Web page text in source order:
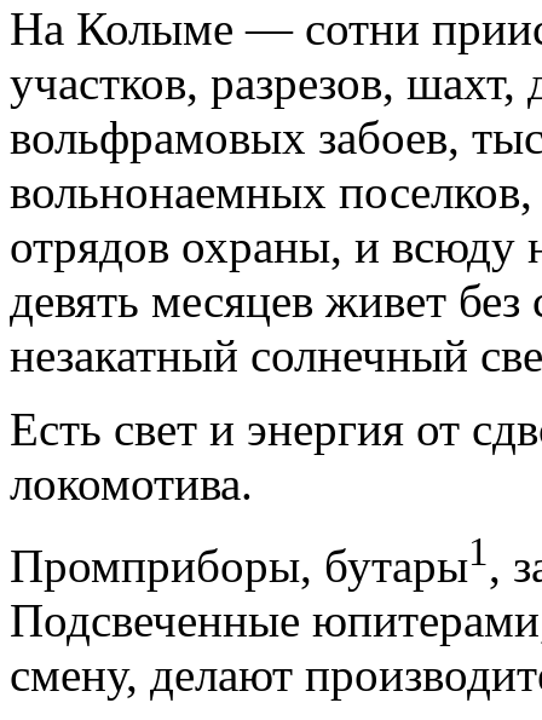
На Колыме — сотни
участков, разрезов,
вольфрамовых забоев,
вольнонаемных
отрядов охраны, и всюду
девять месяцев живет
незакатный солнечный
Есть свет и энергия от
локомотива.
Промприборы, бутары1,
Подсвеченные
смену, делают